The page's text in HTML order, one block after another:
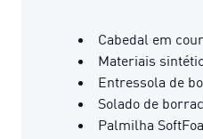
Cabedal em
Materiais
Entressola de
Solado de
Palmilha